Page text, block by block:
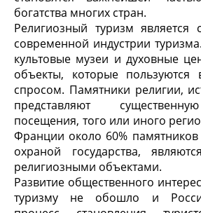
богатства многих стран.
Религиозный туризм является
современной индустрии
культовые музеи и духовные
объекты, которые пользуются
спросом. Памятники религии,
представляют
посещения, того или иного
Франции около 60%
охраной государства,
религиозными объектами.
Развитие общественного
туризму не обошло и